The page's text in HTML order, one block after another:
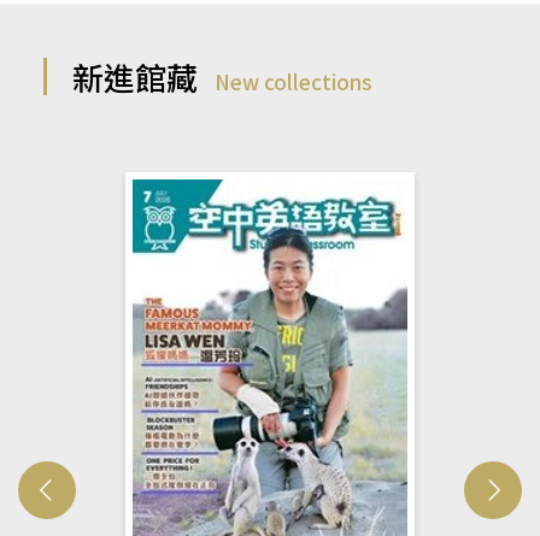
新進館藏 New collections